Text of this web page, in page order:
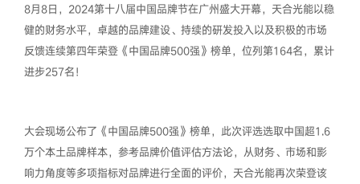
8月8日，2024第十八届中国品牌节在广州盛大开幕，天合光能以稳
健的财务水平，卓越的品牌建设、持续的研发投入以及积极的市场
反馈连续第四年荣登《中国品牌500强》榜单，位列第164名，累计
进步257名！
大会现场公布了《中国品牌500强》榜单，此次评选选取中国超1.6
万个本土品牌样本，参考品牌价值评估方法论，从财务、市场和影
响力角度等多项指标对品牌进行全面的评价，天合光能再次荣登该